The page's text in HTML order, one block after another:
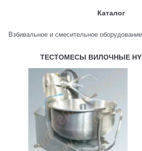
Каталог
Взбивальное и смесительное оборудование
ТЕСТОМЕСЫ ВИЛОЧНЫЕ